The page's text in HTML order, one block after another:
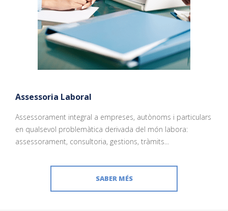
Assessoria Laboral
Assessorament integral a empreses, autònoms i particulars
en qualsevol problemàtica derivada del món labora:
assessorament, consultoria, gestions, tràmits...
SABER MÉS